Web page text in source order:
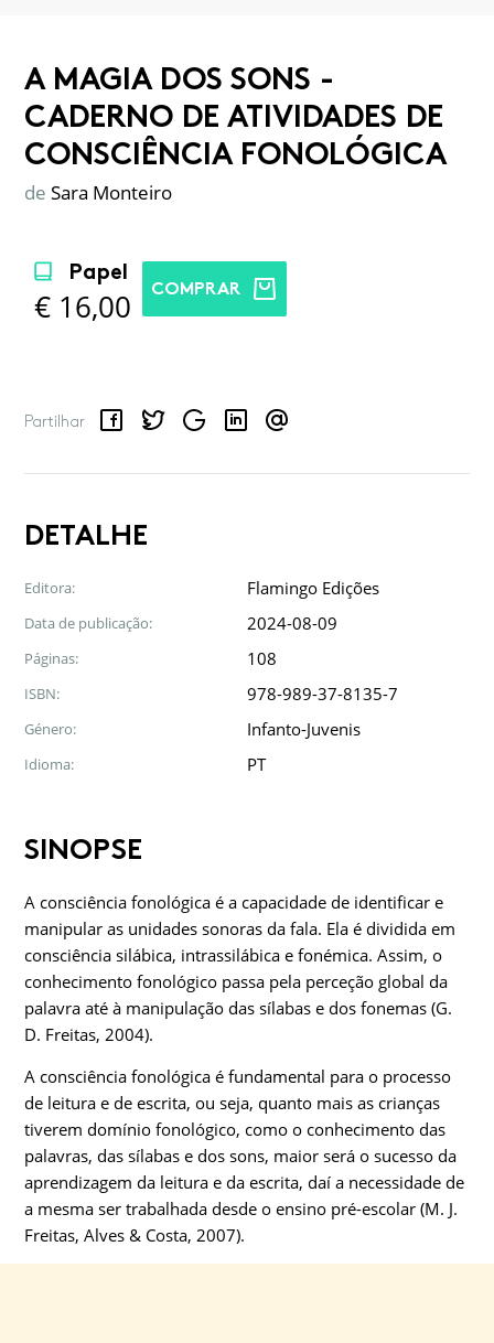
A MAGIA DOS SONS -
CADERNO DE ATIVIDADES DE
CONSCIÊNCIA FONOLÓGICA
de Sara Monteiro
Papel
€ 16,00 COMPRAR
Partilhar
FacebookTwitterGoogle LinkedInEmail
DETALHE
Editora: Flamingo Edições
Data de publicação: 2024-08-09
Páginas: 108
ISBN: 978-989-37-8135-7
Género: Infanto-Juvenis
Idioma: PT
SINOPSE
A consciência fonológica é a capacidade de identificar e
manipular as unidades sonoras da fala. Ela é dividida em
consciência silábica, intrassilábica e fonémica. Assim, o
conhecimento fonológico passa pela perceção global da
palavra até à manipulação das sílabas e dos fonemas (G.
D. Freitas, 2004).
A consciência fonológica é fundamental para o processo
de leitura e de escrita, ou seja, quanto mais as crianças
tiverem domínio fonológico, como o conhecimento das
palavras, das sílabas e dos sons, maior será o sucesso da
aprendizagem da leitura e da escrita, daí a necessidade de
a mesma ser trabalhada desde o ensino pré-escolar (M. J.
Freitas, Alves & Costa, 2007).